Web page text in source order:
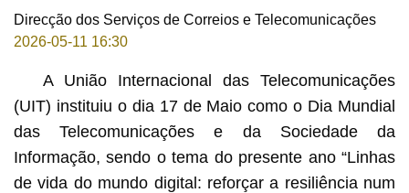
Direcção dos Serviços de Correios e Telecomunicações
2026-05-11 16:30
A União Internacional das Telecomunicações
(UIT) instituiu o dia 17 de Maio como o Dia Mundial
das Telecomunicações e da Sociedade da
Informação, sendo o tema do presente ano “Linhas
de vida do mundo digital: reforçar a resiliência num